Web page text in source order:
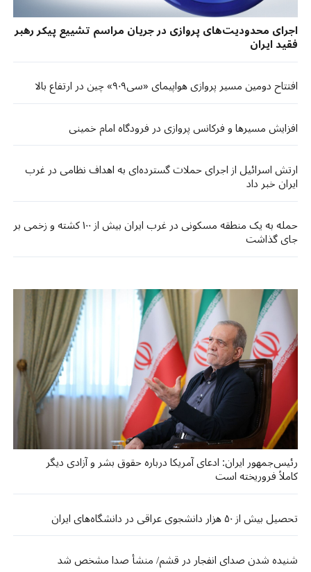
اجرای محدودیت‌های پروازی در جریان مراسم تشییع پیکر رهبر
فقید ایران
افتتاح دومین مسیر پروازی هواپیمای «سی۹۰۹» چین در ارتفاع بالا
افزایش مسیرها و فرکانس پروازی در فرودگاه امام خمینی
ارتش اسرائیل از اجرای حملات گسترده‌ای به اهداف نظامی در غرب
ایران خبر داد
حمله به یک منطقه مسکونی در غرب ایران بیش از ۱۰۰ کشته و زخمی بر
جای گذاشت
رئیس‌جمهور ایران: ادعای آمریکا درباره حقوق بشر و آزادی دیگر
کاملاً فروریخته است
تحصیل بیش از ۵۰ هزار دانشجوی عراقی در دانشگاه‌های ایران
شنیده شدن صدای انفجار در قشم/ منشأ صدا مشخص شد